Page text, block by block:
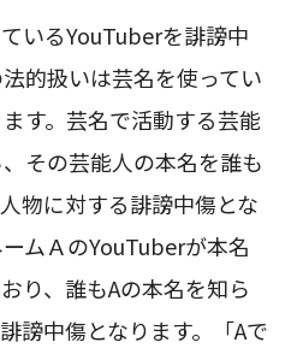
いるYouTuberを誹謗中
的扱いは芸名を使ってい
す。芸名で活動する芸能
その芸能人の本名を誰も
物に対する誹謗中傷とな
ムＡのYouTuberが本名
り、誰もAの本名を知ら
謗中傷となります。「Aで